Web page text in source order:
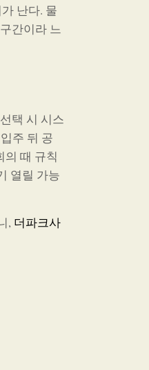
난다. 물
간이라 느
택 시 시스
주 뒤 공
의 때 규칙
열릴 가능
, 더파크사